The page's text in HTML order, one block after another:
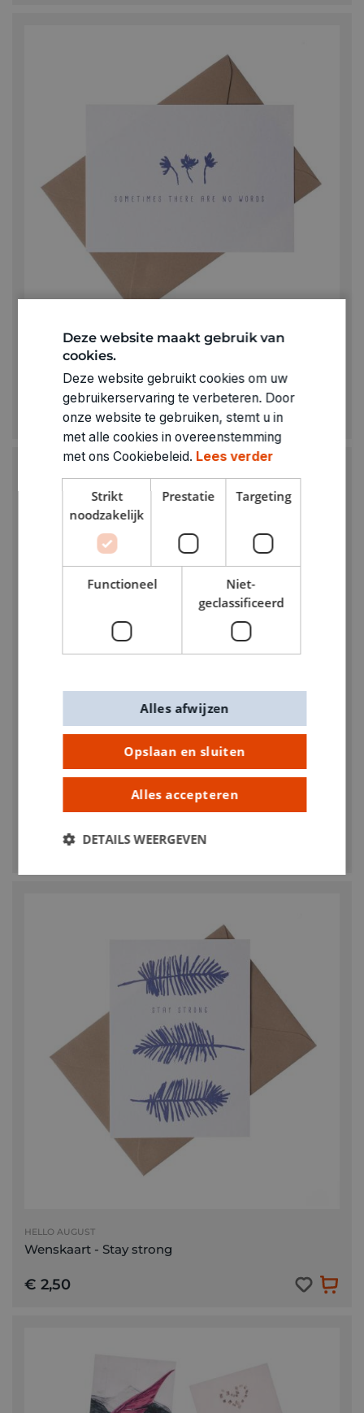
HELLO AUGUST
Wenskaart - Sometimes there are no words
€ 2,50
Postkaart - Bruine beer
€ 2,00
HELLO AUGUST
Wenskaart - Stay strong
€ 2,50
Deze website maakt gebruik van
cookies.
Deze website gebruikt cookies om uw
gebruikerservaring te verbeteren. Door
onze website te gebruiken, stemt u in
met alle cookies in overeenstemming
met ons Cookiebeleid. Lees verder
Strikt
noodzakelijk
Prestatie Targeting
Functioneel
Niet-
geclassificeerd
Opslaan en sluiten
Alles accepteren
Alles afwijzen
DETAILS WEERGEVEN